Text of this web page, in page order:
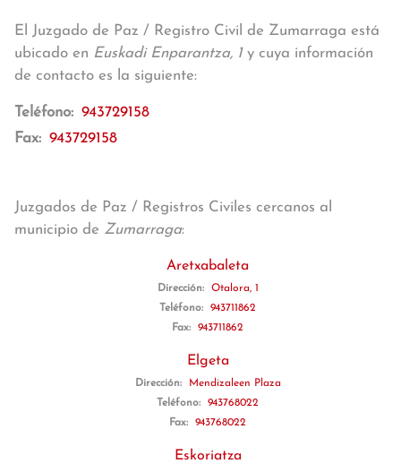
El Juzgado de Paz / Registro Civil de Zumarraga está
ubicado en Euskadi Enparantza, 1y cuya información
de contacto es la siguiente:
Teléfono: 943729158
Fax: 943729158
Juzgados de Paz / Registros Civiles cercanos al
municipio de Zumarraga:
Aretxabaleta
Dirección:
Otalora, 1
Teléfono:
943711862
Fax:
943711862
Elgeta
Dirección:
Mendizaleen Plaza
Teléfono:
943768022
Fax:
943768022
Eskoriatza